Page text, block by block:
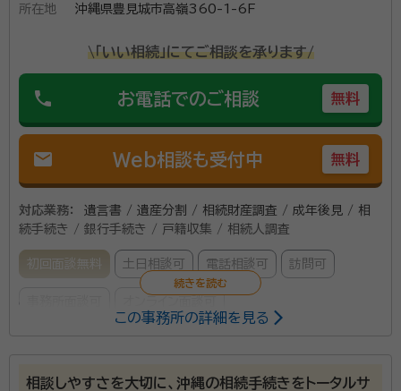
ご安心してご相談ください。 女性行政書士として、女性
メージを持つ方も多いかと思いますが、お気軽にご相談
所在地
沖縄県豊見城市高嶺360-1-6F
\「いい相続」にてご相談を承ります/
phone お電話でのご相談 無料
mail Web相談も受付中 無料
対応業務：
遺言書 / 遺産分割 / 相続財産調査 / 成年後見 / 相
続手続き / 銀行手続き / 戸籍収集 / 相続人調査
初回面談無料 土日相談可 電話相談可 訪問可
玉城 判（たまき わかつ）
行政書士、宅建取引士
この事務所の詳細を見る
相談しやすさを大切に、沖縄の相続手続きをトータルサ